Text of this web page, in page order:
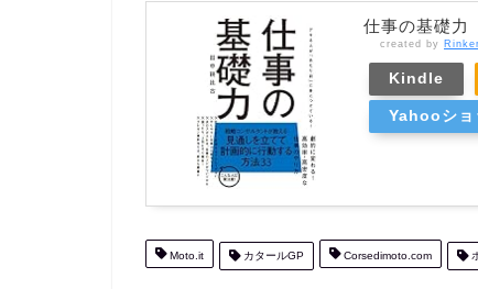
仕事の基礎力
created by Rinker
Kindle
Yahooショ
Moto.it カタールGP Corsedimoto.com